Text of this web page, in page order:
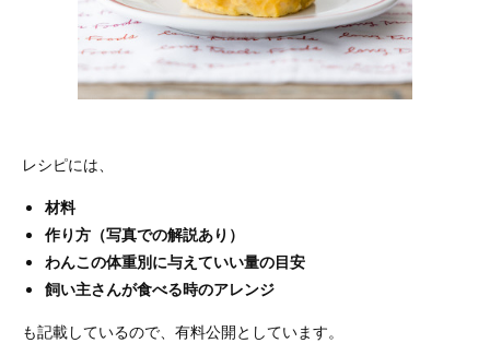
レシピには、
材料
作り方（写真での解説あり）
わんこの体重別に与えていい量の目安
飼い主さんが食べる時のアレンジ
も記載しているので、有料公開としています。